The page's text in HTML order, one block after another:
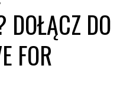
DOŁĄCZ DO
FOR